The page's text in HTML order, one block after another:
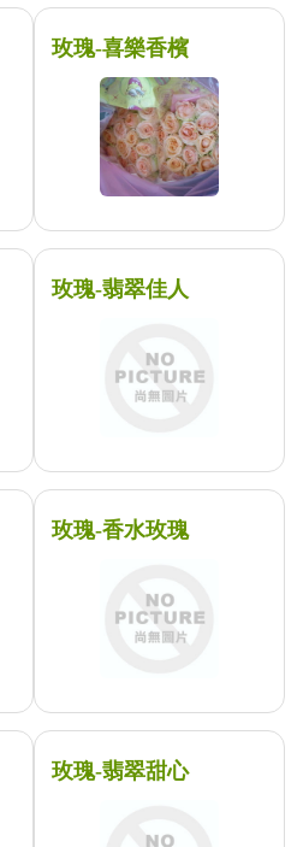
玫瑰-喜樂香檳
玫瑰-翡翠佳人
玫瑰-香水玫瑰
玫瑰-翡翠甜心